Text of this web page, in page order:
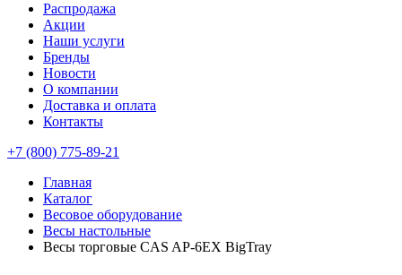
Распродажа
Акции
Наши услуги
Бренды
Новости
О компании
Доставка и оплата
Контакты
+7 (800) 775-89-21
Главная
Каталог
Весовое оборудование
Весы настольные
Весы торговые CAS AP-6EX BigTray